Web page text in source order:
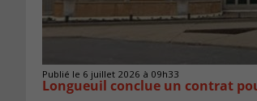
Publié le 6 juillet 2026 à 09h33
Longueuil conclue un contrat